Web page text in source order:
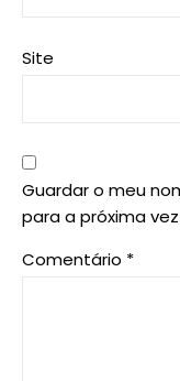
Site
Guardar o meu
para a próxima
Comentário *